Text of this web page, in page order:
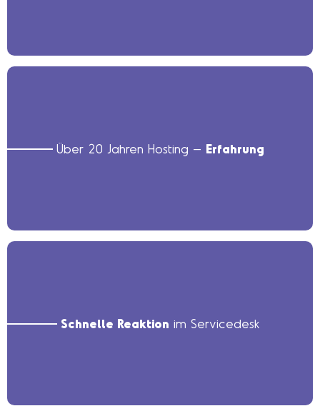
Über 20 Jahren Hosting – Erfahrung
Schnelle Reaktion im Servicedesk